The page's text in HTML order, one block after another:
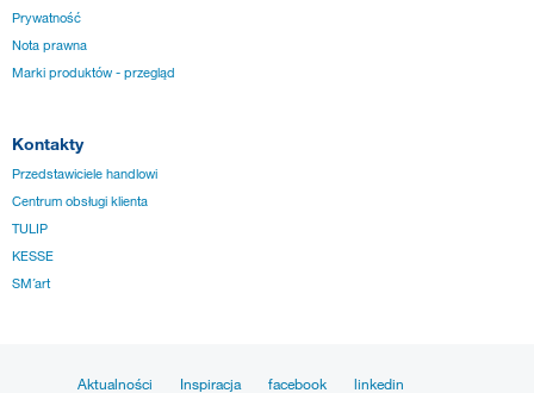
Prywatność
Nota prawna
Marki produktów - przegląd
Kontakty
Przedstawiciele handlowi
Centrum obsługi klienta
TULIP
KESSE
SM´art
Aktualności Inspiracja facebook linkedin